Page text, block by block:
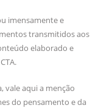
imensamente e
transmitidos aos
elaborado e
vale aqui a menção
do pensamento e da